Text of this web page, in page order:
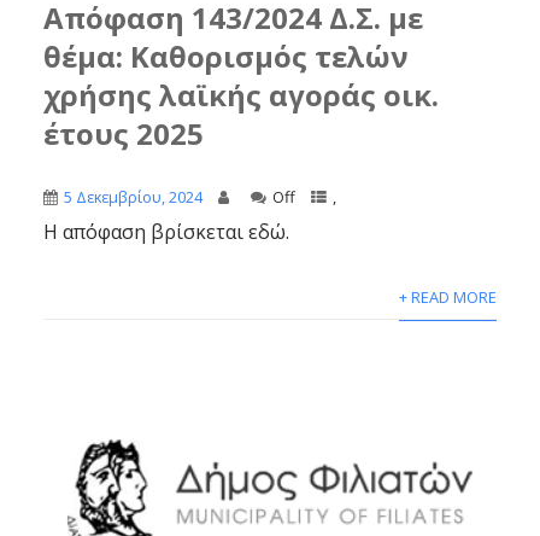
Απόφαση 143/2024 Δ.Σ. με
θέμα: Καθορισμός τελών
χρήσης λαϊκής αγοράς οικ.
έτους 2025
5 Δεκεμβρίου, 2024 Off ,
Η απόφαση βρίσκεται εδώ.
+ READ MORE